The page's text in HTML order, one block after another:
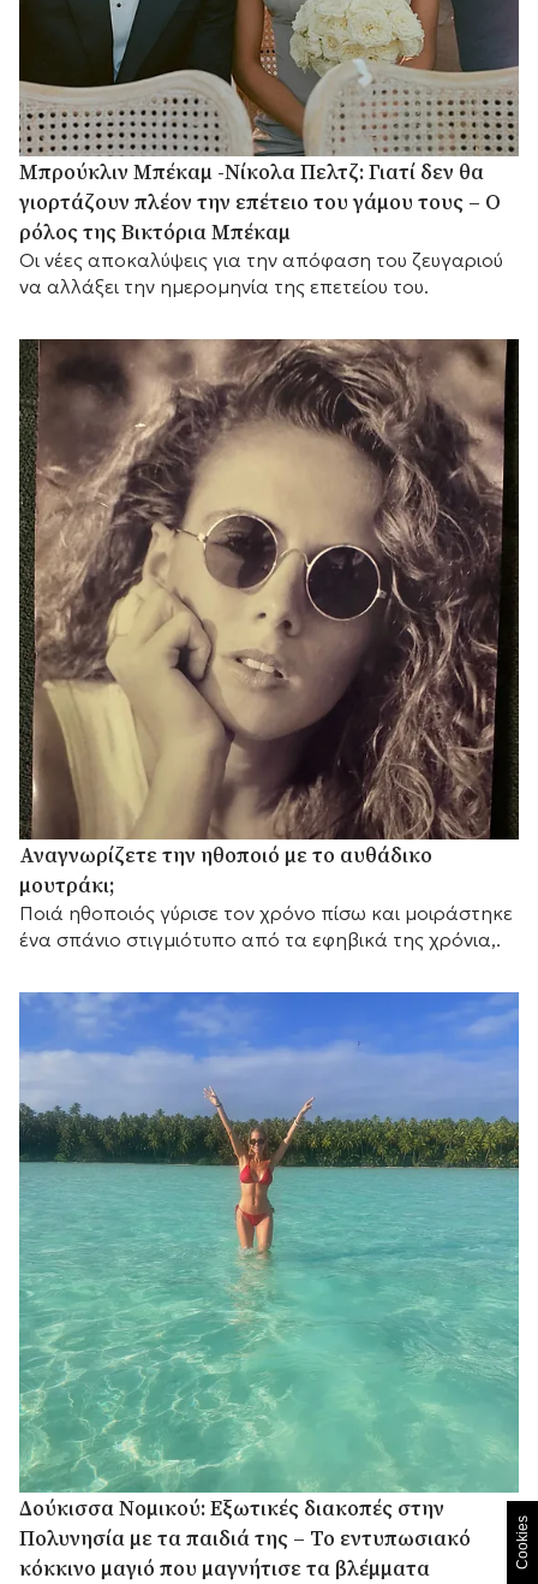
Μπρούκλιν Μπέκαμ -Νίκολα Πελτζ: Γιατί δεν θα
γιορτάζουν πλέον την επέτειο του γάμου τους – Ο
ρόλος της Βικτόρια Μπέκαμ
Οι νέες αποκαλύψεις για την απόφαση του ζευγαριού
να αλλάξει την ημερομηνία της επετείου του.
Αναγνωρίζετε την ηθοποιό με το αυθάδικο
μουτράκι;
Ποιά ηθοποιός γύρισε τον χρόνο πίσω και μοιράστηκε
ένα σπάνιο στιγμιότυπο από τα εφηβικά της χρόνια,.
Δούκισσα Νομικού: Εξωτικές διακοπές στην
Πολυνησία με τα παιδιά της – Το εντυπωσιακό
κόκκινο μαγιό που μαγνήτισε τα βλέμματα
Cookies